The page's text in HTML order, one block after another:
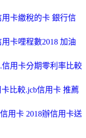
卡繳稅的卡 銀行信
卡哩程數2018 加油
用卡分期零利率比較
比較.jcb信用卡 推薦
用卡 2018辦信用卡送